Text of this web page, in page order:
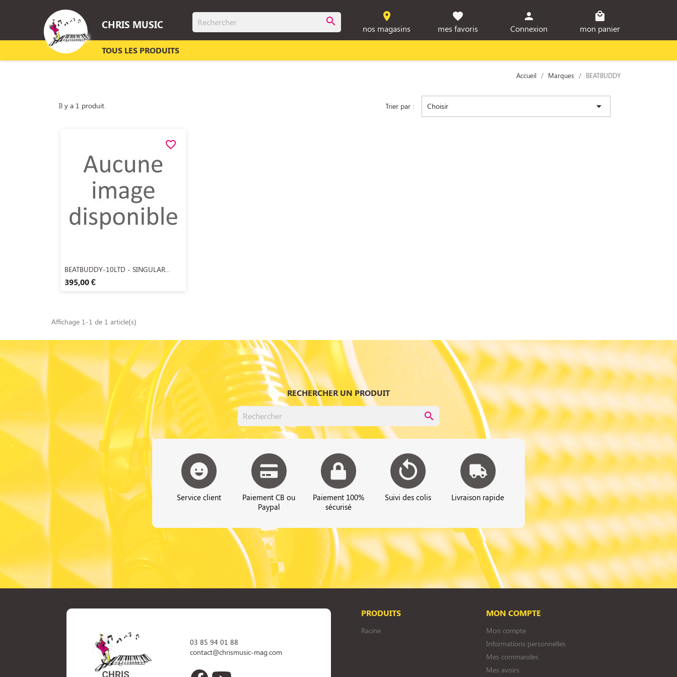
CHRIS MUSIC search room
nos magasins
favorite
mes favoris
person
Connexion
local_mall
mon panier
TOUS LES PRODUITS
Accueil Marques BEATBUDDY
Il y a 1 produit. Trier par : Choisir 
 Aperçu rapide
BEATBUDDY-10LTD - SINGULAR...
395,00 €
favorite_border
Affichage 1-1 de 1 article(s)
RECHERCHER UN PRODUIT
search
Service client
Paiement CB ou
Paypal
Paiement 100%
sécurisé
Suivi des colis Livraison rapide
03 85 94 01 88
contact@chrismusic-mag.com
Facebook
PRODUITS
Racine
MON COMPTE
Mon compte
Informations personnelles
Mes commandes
Mes avoirs